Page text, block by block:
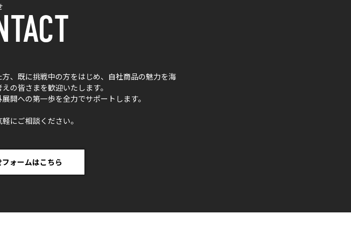
、既に挑戦中の方をはじめ、自社商品の魅力を海
の皆さまを歓迎いたします。
開への第一歩を全力でサポートします。
にご相談ください。
ォームはこちら